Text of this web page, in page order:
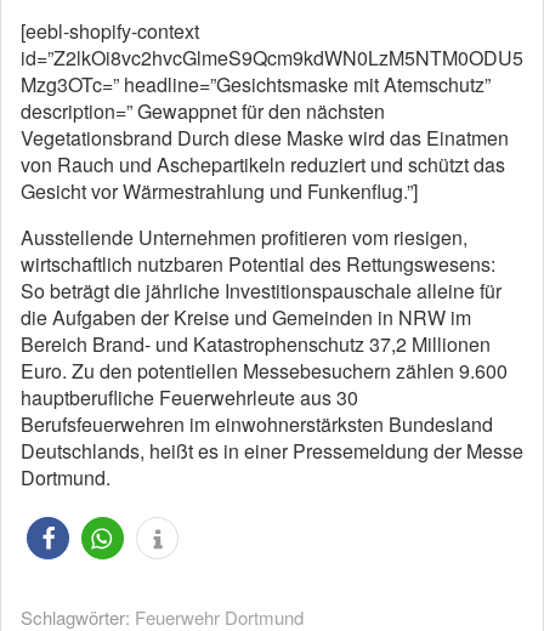
[eebl-shopify-context
id=”Z2lkOi8vc2hvcGlmeS9Qcm9kdWN0LzM5NTM0ODU5
Mzg3OTc=” headline=”Gesichtsmaske mit Atemschutz”
description=” Gewappnet für den nächsten
Vegetationsbrand Durch diese Maske wird das Einatmen
von Rauch und Aschepartikeln reduziert und schützt das
Gesicht vor Wärmestrahlung und Funkenflug.”]
Ausstellende Unternehmen profitieren vom riesigen,
wirtschaftlich nutzbaren Potential des Rettungswesens:
So beträgt die jährliche Investitionspauschale alleine für
die Aufgaben der Kreise und Gemeinden in NRW im
Bereich Brand- und Katastrophenschutz 37,2 Millionen
Euro. Zu den potentiellen Messebesuchern zählen 9.600
hauptberufliche Feuerwehrleute aus 30
Berufsfeuerwehren im einwohnerstärksten Bundesland
Deutschlands, heißt es in einer Pressemeldung der Messe
Dortmund.
Schlagwörter: Feuerwehr Dortmund